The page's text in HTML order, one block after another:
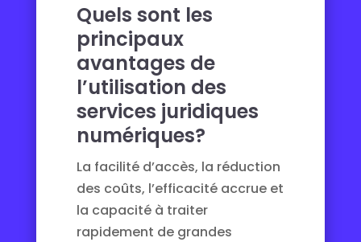
Quels sont les
principaux
avantages de
l’utilisation des
services juridiques
numériques?
La facilité d’accès, la réduction
des coûts, l’efficacité accrue et
la capacité à traiter
rapidement de grandes